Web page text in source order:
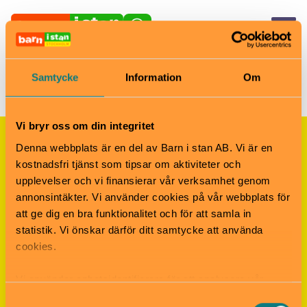
Samtycke Information Om
Vi bryr oss om din integritet
Denna webbplats är en del av Barn i stan AB. Vi är en
kostnadsfri tjänst som tipsar om aktiviteter och
upplevelser och vi finansierar vår verksamhet genom
annonsintäkter. Vi använder cookies på vår webbplats för
att ge dig en bra funktionalitet och för att samla in
statistik. Vi önskar därför ditt samtycke att använda
cookies.
Vi använder enhetsidentifierare för att analysera vår
Nyhetsbrevet Helgkoll
Anmäl dig till vårt populära nyhetsbrev och få
koll på helgens alla roligheter!
Anmäl dig här
Sociala medier